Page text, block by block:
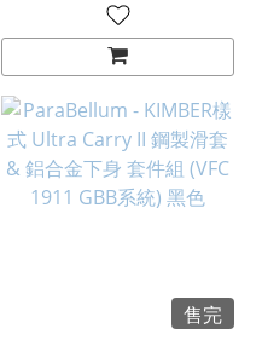
售完